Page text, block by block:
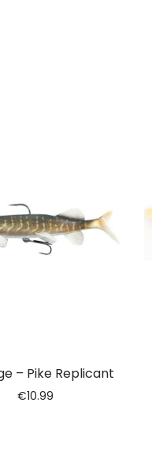
– Pike Replicant
€10.99